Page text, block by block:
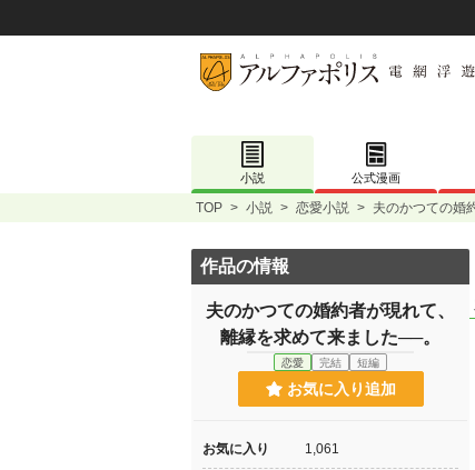
小説 公式漫画
TOP > 小説 > 恋愛小説 > 夫のかつての婚
作品の情報
夫のかつての婚約者が現れて、
離縁を求めて来ました──。
恋愛 完結 短編
お気に入り追加
お気に入り 1,061